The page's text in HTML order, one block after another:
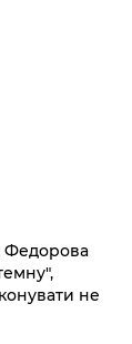
Федорова
не